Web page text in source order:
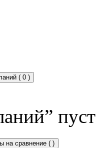
( 0 )
пуст
на сравнение ( )